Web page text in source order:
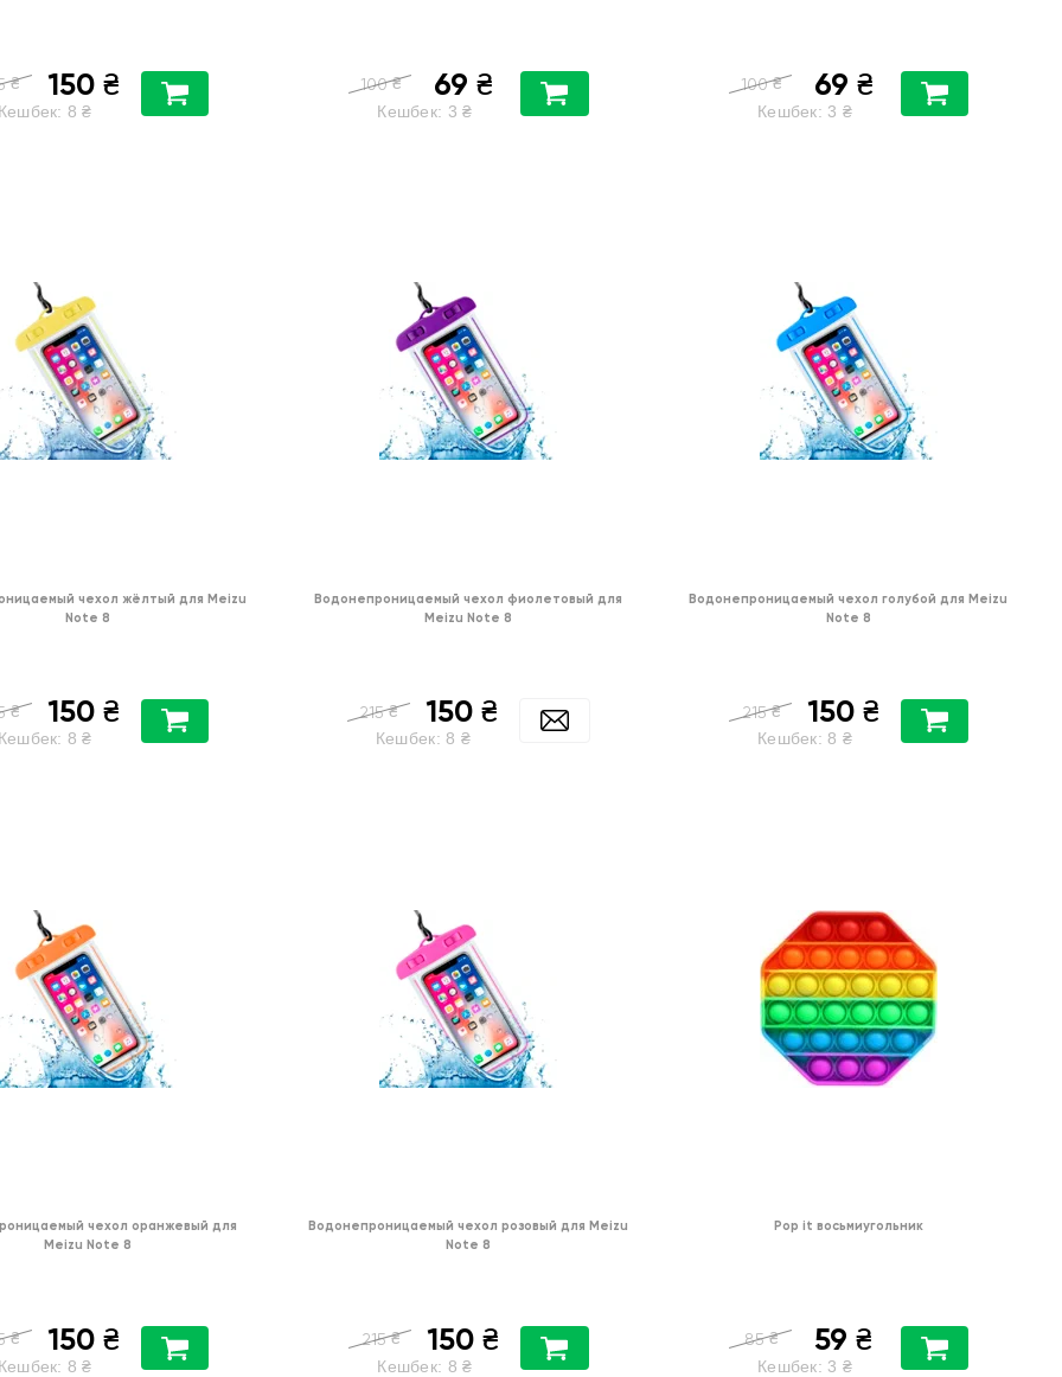
₴ 150 ₴
8 ₴
100 ₴ 69 ₴
Кешбек: 3 ₴
100 ₴ 69 ₴
Кешбек: 3 ₴
чехол жёлтый для Meizu
Note 8
₴ 150 ₴
8 ₴
Водонепроницаемый чехол фиолетовый для
Meizu Note 8
215 ₴ 150 ₴
Кешбек: 8 ₴
Водонепроницаемый чехол голубой для Meizu
Note 8
215 ₴ 150 ₴
Кешбек: 8 ₴
чехол оранжевый для
Meizu Note 8
₴ 150 ₴
8 ₴
Водонепроницаемый чехол розовый для Meizu
Note 8
215 ₴ 150 ₴
Кешбек: 8 ₴
Pop it восьмиугольник
85 ₴ 59 ₴
Кешбек: 3 ₴